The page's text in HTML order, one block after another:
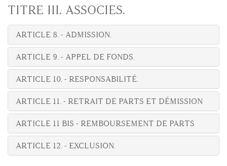
TITRE III. ASSOCIES.
ARTICLE 8. - ADMISSION.
ARTICLE 9. - APPEL DE FONDS.
ARTICLE 10. - RESPONSABILITÉ.
ARTICLE 11. - RETRAIT DE PARTS ET DÉMISSION
ARTICLE 11 BIS - REMBOURSEMENT DE PARTS
ARTICLE 12. - EXCLUSION.